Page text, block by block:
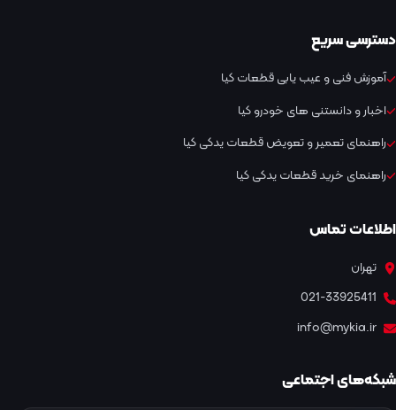
دسترسی سریع
آموزش فنی و عیب یابی قطعات کیا
اخبار و دانستنی های خودرو کیا
راهنمای تعمیر و تعویض قطعات یدکی کیا
راهنمای خرید قطعات یدکی کیا
اطلاعات تماس
تهران
021-33925411
info@mykia.ir
شبکه‌های اجتماعی